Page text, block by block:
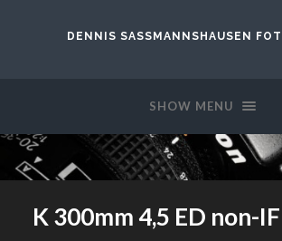
DENNIS SASSMANNSHAUSEN
SHOW MENU
K 300mm 4,5 ED non-IF